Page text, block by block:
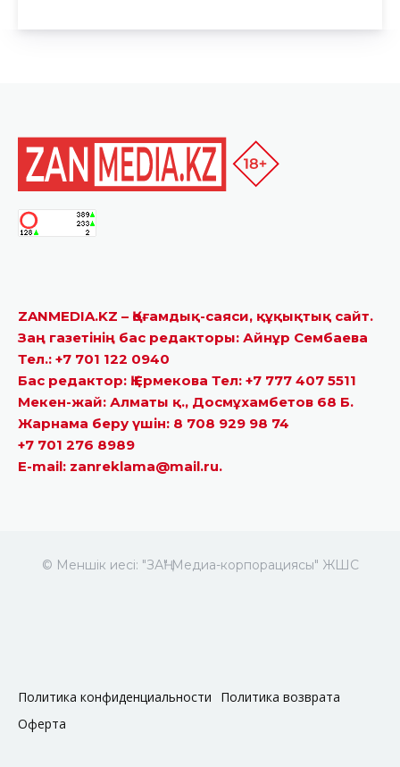
ZANMEDIA.KZ – Қоғамдық-саяси, құқықтық сайт.
Заң газетінің бас редакторы: Айнұр Сембаева
Тел.: +7 701 122 0940
Бас редактор: Қ.Ермекова Тел: +7 777 407 5511
Мекен-жай: Алматы қ., Досмұхамбетов 68 Б.
Жарнама беру үшін: 8 708 929 98 74
+7 701 276 8989
E-mail: zanreklama@mail.ru.
© Меншік иесі: "ЗАҢ" Медиа-корпорациясы" ЖШС
Политика конфиденциальности
Политика возврата
Оферта